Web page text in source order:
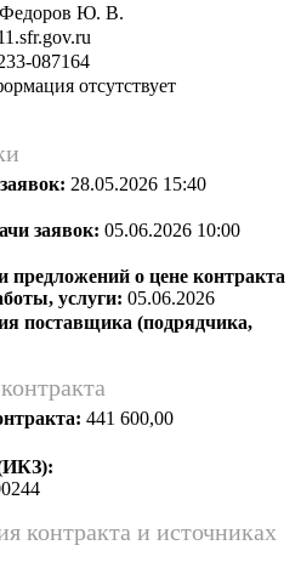
Федоров Ю. В.
087164
отсутствует
28.05.2026 15:40
заявок: 05.06.2026 10:00
предложений о цене контракта
услуги: 05.06.2026
поставщика (подрядчика,
441 600,00
контракта и источниках